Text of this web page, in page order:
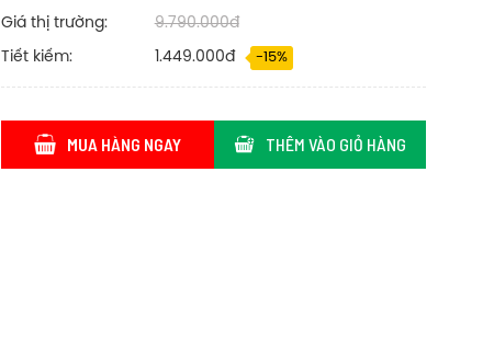
Giá thị trường: 9.790.000đ
Tiết kiếm: 1.449.000đ -15%
MUA HÀNG NGAY THÊM VÀO GIỎ HÀNG